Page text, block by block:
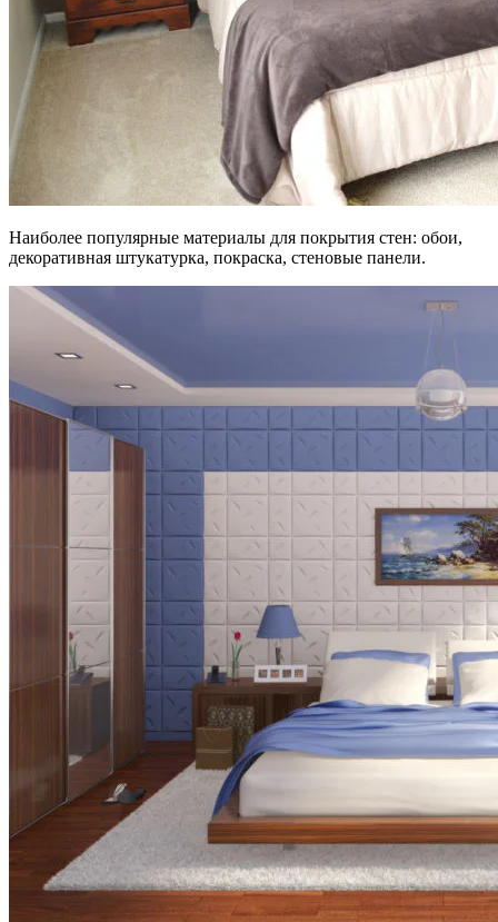
Наиболее популярные материалы для покрытия стен: обои,
декоративная штукатурка, покраска, стеновые панели.